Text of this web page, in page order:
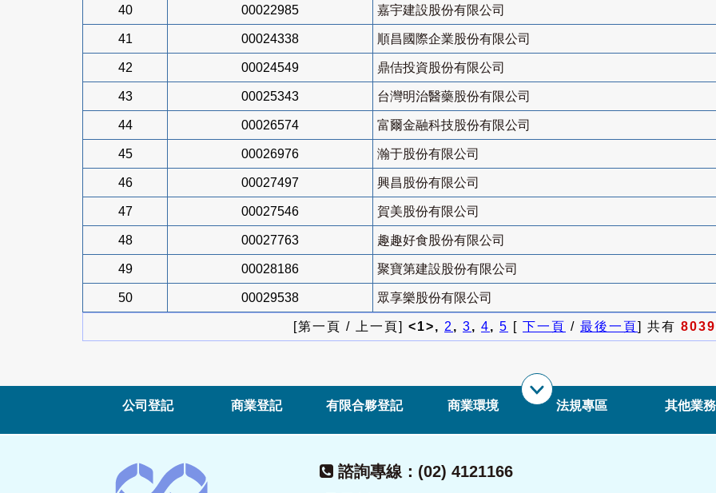
40 00022985 嘉宇建設股份有限公司
41 00024338 順昌國際企業股份有限公司
42 00024549 鼎佶投資股份有限公司
43 00025343 台灣明治醫藥股份有限公司
44 00026574 富爾金融科技股份有限公司
45 00026976 瀚于股份有限公司
46 00027497 興昌股份有限公司
47 00027546 賀美股份有限公司
48 00027763 趣趣好食股份有限公司
49 00028186 聚寶第建設股份有限公司
50 00029538 眾享樂股份有限公司
[第一頁 / 上一頁] <1>, 2, 3, 4, 5 [ 下一頁 / 最後一頁] 共有 8039
公司登記 商業登記 有限合夥登記 商業環境 法規專區 其他業務
諮詢專線：(02) 4121166